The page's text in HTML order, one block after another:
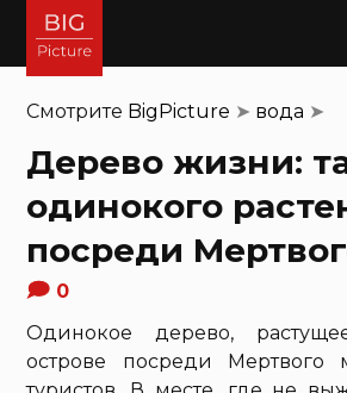
Смотрите BigPicture ➤ вода ➤
Дерево жизни:
одинокого
посреди
0
Одинокое дерево,
острове посреди Мертвого